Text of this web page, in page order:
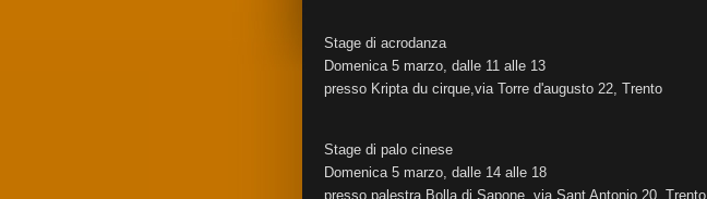
Stage di acrodanza
Domenica 5 marzo, dalle 11 alle 13
presso Kripta du cirque,via Torre d'augusto 22, Trento
Stage di palo cinese
Domenica 5 marzo, dalle 14 alle 18
presso palestra Bolla di Sapone, via Sant Antonio 20, Trento